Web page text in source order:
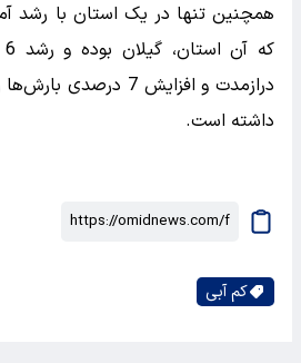
همچنین تنها در یک استان با رشد
درازمدت و افزایش 7
داشته است.
کم آبی